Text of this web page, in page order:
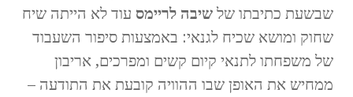
שבשעת כתיבתו של שיבה לריימס עוד לא הייתה שיח
שחוק ומושא שכיח לגנאי: באמצעות סיפור השעבוד
של משפחתו לתנאי קיום קשים ומפרכים, אריבון
ממחיש את האופן שבו ההוויה קובעת את התודעה –